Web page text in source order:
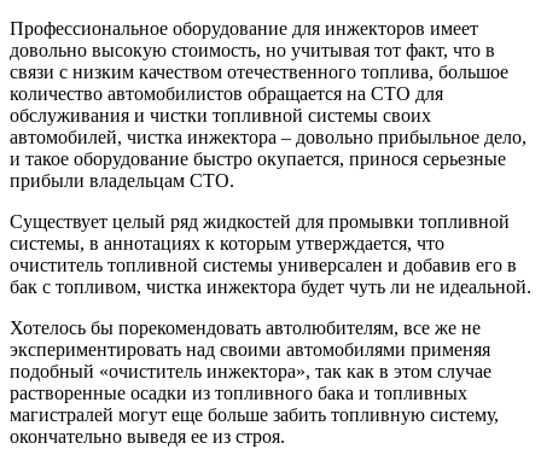
Профессиональное оборудование для инжекторов имеет
довольно высокую стоимость, но учитывая тот факт, что в
связи с низким качеством отечественного топлива, большое
количество автомобилистов обращается на СТО для
обслуживания и чистки топливной системы своих
автомобилей, чистка инжектора – довольно прибыльное дело,
и такое оборудование быстро окупается, принося серьезные
прибыли владельцам СТО.
Существует целый ряд жидкостей для промывки топливной
системы, в аннотациях к которым утверждается, что
очиститель топливной системы универсален и добавив его в
бак с топливом, чистка инжектора будет чуть ли не идеальной.
Хотелось бы порекомендовать автолюбителям, все же не
экспериментировать над своими автомобилями применяя
подобный «очиститель инжектора», так как в этом случае
растворенные осадки из топливного бака и топливных
магистралей могут еще больше забить топливную систему,
окончательно выведя ее из строя.